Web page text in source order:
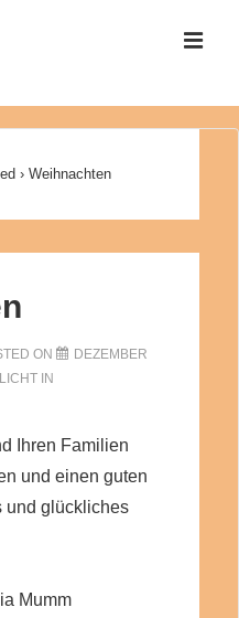
› Weihnachten
ON
DEZEMBER
IN
Ihren Familien
und einen guten
und glückliches
Mumm